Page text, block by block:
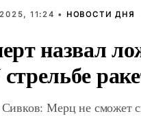
11:24 • НОВОСТИ ДНЯ
назвал
Мерц не сможет